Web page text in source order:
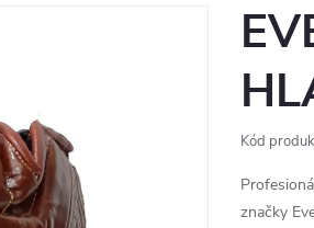
Kód
značky